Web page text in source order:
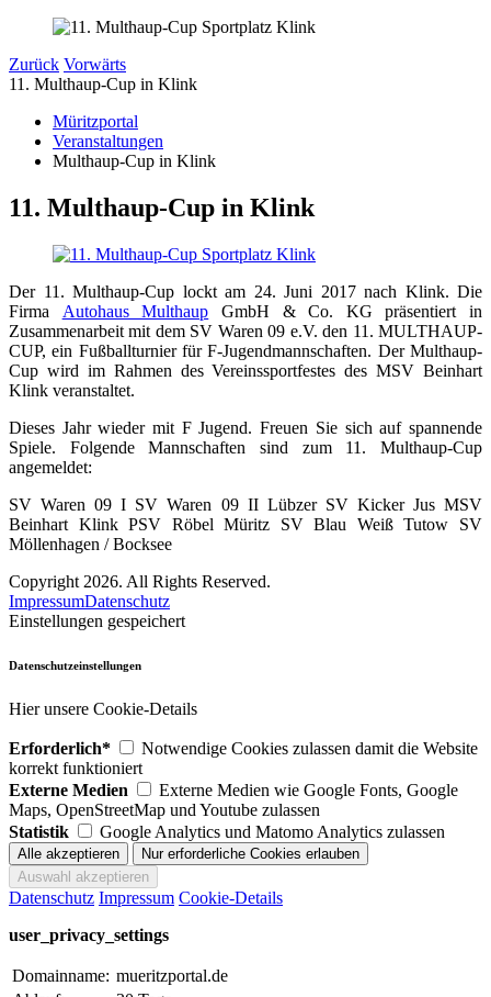
Zurück Vorwärts
11. Multhaup-Cup in Klink
Müritzportal
Veranstaltungen
Multhaup-Cup in Klink
11. Multhaup-Cup in Klink
Der 11. Multhaup-Cup lockt am 24. Juni 2017 nach Klink. Die
Firma Autohaus Multhaup GmbH & Co. KG präsentiert in
Zusammenarbeit mit dem SV Waren 09 e.V. den 11. MULTHAUP-
CUP, ein Fußballturnier für F-Jugendmannschaften. Der Multhaup-
Cup wird im Rahmen des Vereinssportfestes des MSV Beinhart
Klink veranstaltet.
Dieses Jahr wieder mit F Jugend. Freuen Sie sich auf spannende
Spiele. Folgende Mannschaften sind zum 11. Multhaup-Cup
angemeldet:
SV Waren 09 I SV Waren 09 II Lübzer SV Kicker Jus MSV
Beinhart Klink PSV Röbel Müritz SV Blau Weiß Tutow SV
Möllenhagen / Bocksee
Copyright 2026. All Rights Reserved.
ImpressumDatenschutz
Einstellungen gespeichert
Datenschutzeinstellungen
Hier unsere Cookie-Details
Erforderlich*
Notwendige Cookies zulassen damit die Website
korrekt funktioniert
Externe Medien
Externe Medien wie Google Fonts, Google
Maps, OpenStreetMap und Youtube zulassen
Statistik
Google Analytics und Matomo Analytics zulassen
Datenschutz Impressum Cookie-Details
user_privacy_settings
Domainname: mueritzportal.de